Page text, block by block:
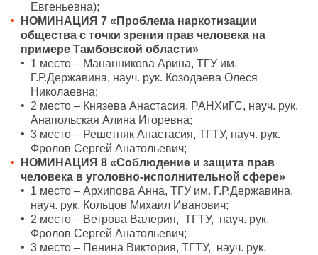
Евгеньевна);
НОМИНАЦИЯ 7 «Проблема наркотизации
общества с точки зрения прав человека на
примере Тамбовской области»
1 место – Мананникова Арина, ТГУ им.
Г.Р.Державина, науч. рук. Козодаева Олеся
Николаевна;
2 место – Князева Анастасия, РАНХиГС, науч. рук.
Анапольская Алина Игоревна;
3 место – Решетняк Анастасия, ТГТУ, науч. рук.
Фролов Сергей Анатольевич;
НОМИНАЦИЯ 8 «Соблюдение и защита прав
человека в уголовно-исполнительной сфере»
1 место – Архипова Анна, ТГУ им. Г.Р.Державина,
науч. рук. Кольцов Михаил Иванович;
2 место – Ветрова Валерия, ТГТУ, науч. рук.
Фролов Сергей Анатольевич;
3 место – Пенина Виктория, ТГТУ, науч. рук.